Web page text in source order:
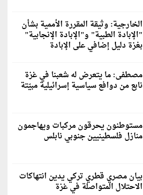
الخارجية: وثيقة المقررة الأممية بشأن
"الإبادة الطبية" و"الإبادة الإنجابية"
بغزة دليل إضافي على الإبادة
مصطفى: ما يتعرض له شعبنا في غزة
نابع من دوافع سياسية إسرائيلية مبيّتة
مستوطنون يحرقون مركبات ويهاجمون
منازل فلسطينيين جنوبي نابلس
بيان مصري قطري تركي يدين انتهاكات
الاحتلال المتواصلة في غزة